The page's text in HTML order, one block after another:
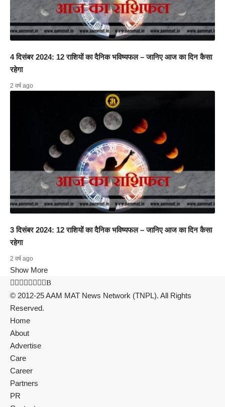
4 दिसंबर 2024: 12 राशियों का दैनिक भविष्यफल – जानिए आज का दिन कैसा
रहेगा
2 वर्ष ago
3 दिसंबर 2024: 12 राशियों का दैनिक भविष्यफल – जानिए आज का दिन कैसा
रहेगा
2 वर्ष ago
Show More
© 2012-25 AAM MAT News Network (TNPL). All Rights
Reserved.
Home
About
Advertise
Care
Career
Partners
PR